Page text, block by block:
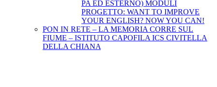
PA ED ESTERNO) MODULI
PROGETTO: WANT TO IMPROVE
YOUR ENGLISH? NOW YOU CAN!
PON IN RETE – LA MEMORIA CORRE SUL
FIUME – ISTITUTO CAPOFILA ICS CIVITELLA
DELLA CHIANA